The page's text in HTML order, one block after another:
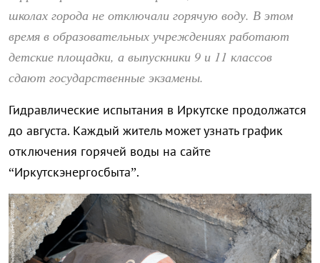
школах города не отключали горячую воду. В этом
время в образовательных учреждениях работают
детские площадки, а выпускники 9 и 11 классов
сдают государственные экзамены.
Гидравлические испытания в Иркутске продолжатся
до августа. Каждый житель может узнать график
отключения горячей воды на сайте
“Иркутскэнергосбыта”.